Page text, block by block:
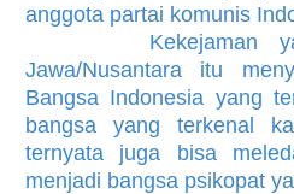
anggota partai komunis
Kekejaman yang
Jawa/Nusantara itu
Bangsa Indonesia yang
bangsa yang terkenal
ternyata juga bisa
menjadi bangsa psikopat